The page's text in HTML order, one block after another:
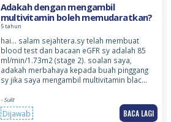
Adakah dengan mengambil
multivitamin boleh memudaratkan?
5 tahun
hai… salam sejahtera.sy telah membuat
blood test dan bacaan eGFR sy adalah 85
ml/min/1.73m2 (stage 2). soalan saya,
adakah merbahaya kepada buah pinggang
sy jika saya mengambil multivitamin blac…
- Sulit
Dijawab BACA LAGI